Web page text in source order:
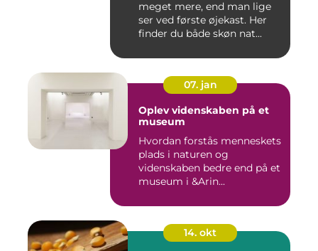
meget mere, end man lige
ser ved første øjekast. Her
finder du både skøn nat...
07. jan
Oplev videnskaben på et
museum
Hvordan forstås menneskets
plads i naturen og
videnskaben bedre end på et
museum i &Arin...
14. okt